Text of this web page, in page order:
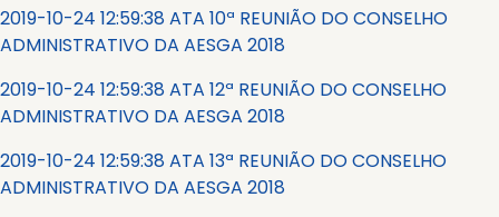
2019-10-24 12:59:38 ATA 10ª REUNIÃO DO CONSELHO
ADMINISTRATIVO DA AESGA 2018
2019-10-24 12:59:38 ATA 12ª REUNIÃO DO CONSELHO
ADMINISTRATIVO DA AESGA 2018
2019-10-24 12:59:38 ATA 13ª REUNIÃO DO CONSELHO
ADMINISTRATIVO DA AESGA 2018